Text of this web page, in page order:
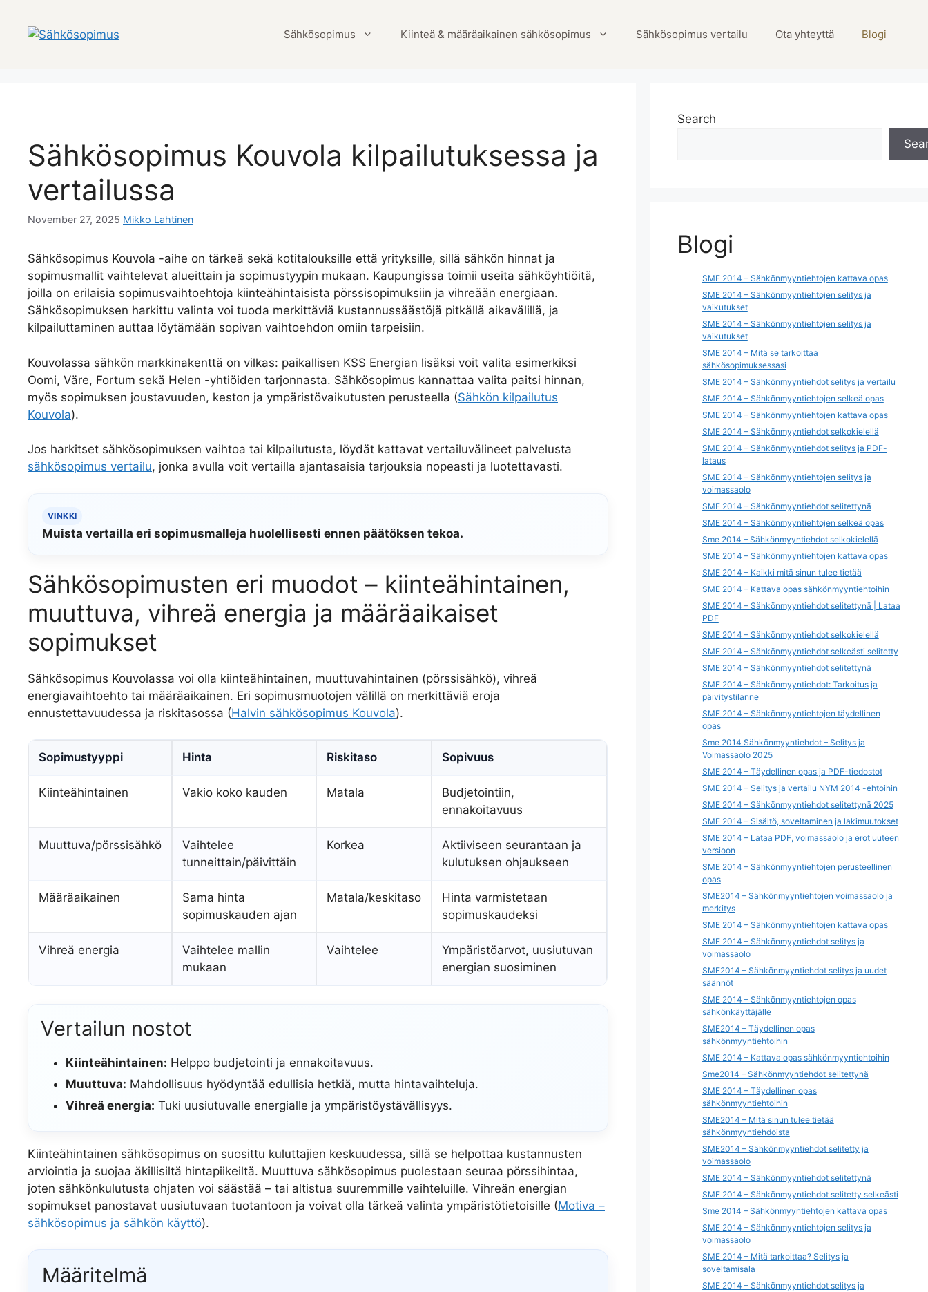
content
Sähkösopimus Kiinteä & määräaikainen sähkösopimus Sähkösopimus vertailu Ota yhteyttä Blogi
Sähkösopimus Kouvola kilpailutuksessa ja
vertailussa
November 27, 2025 Mikko Lahtinen
Sähkösopimus Kouvola -aihe on tärkeä sekä kotitalouksille että yrityksille, sillä sähkön hinnat ja
sopimusmallit vaihtelevat alueittain ja sopimustyypin mukaan. Kaupungissa toimii useita sähköyhtiöitä,
joilla on erilaisia sopimusvaihtoehtoja kiinteähintaisista pörssisopimuksiin ja vihreään energiaan.
Sähkösopimuksen harkittu valinta voi tuoda merkittäviä kustannussäästöjä pitkällä aikavälillä, ja
kilpailuttaminen auttaa löytämään sopivan vaihtoehdon omiin tarpeisiin.
Kouvolassa sähkön markkinakenttä on vilkas: paikallisen KSS Energian lisäksi voit valita esimerkiksi
Oomi, Väre, Fortum sekä Helen -yhtiöiden tarjonnasta. Sähkösopimus kannattaa valita paitsi hinnan,
myös sopimuksen joustavuuden, keston ja ympäristövaikutusten perusteella (Sähkön kilpailutus
Kouvola).
Jos harkitset sähkösopimuksen vaihtoa tai kilpailutusta, löydät kattavat vertailuvälineet palvelusta
sähkösopimus vertailu, jonka avulla voit vertailla ajantasaisia tarjouksia nopeasti ja luotettavasti.
VINKKI
Muista vertailla eri sopimusmalleja huolellisesti ennen päätöksen tekoa.
Sähkösopimusten eri muodot – kiinteähintainen,
muuttuva, vihreä energia ja määräaikaiset
sopimukset
Sähkösopimus Kouvolassa voi olla kiinteähintainen, muuttuvahintainen (pörssisähkö), vihreä
energiavaihtoehto tai määräaikainen. Eri sopimusmuotojen välillä on merkittäviä eroja
ennustettavuudessa ja riskitasossa (Halvin sähkösopimus Kouvola).
Sopimustyyppi Hinta Riskitaso Sopivuus
Kiinteähintainen Vakio koko kauden Matala
Budjetointiin,
ennakoitavuus
Muuttuva/pörssisähkö
Vaihtelee
tunneittain/päivittäin
Korkea
Aktiiviseen seurantaan ja
kulutuksen ohjaukseen
Määräaikainen
Sama hinta
sopimuskauden ajan
Matala/keskitaso
Hinta varmistetaan
sopimuskaudeksi
Vihreä energia
Vaihtelee mallin
mukaan
Vaihtelee
Ympäristöarvot, uusiutuvan
energian suosiminen
Vertailun nostot
Kiinteähintainen: Helppo budjetointi ja ennakoitavuus.
Muuttuva: Mahdollisuus hyödyntää edullisia hetkiä, mutta hintavaihteluja.
Vihreä energia: Tuki uusiutuvalle energialle ja ympäristöystävällisyys.
Kiinteähintainen sähkösopimus on suosittu kuluttajien keskuudessa, sillä se helpottaa kustannusten
arviointia ja suojaa äkillisiltä hintapiikeiltä. Muuttuva sähkösopimus puolestaan seuraa pörssihintaa,
joten sähkönkulutusta ohjaten voi säästää – tai altistua suuremmille vaihteluille. Vihreän energian
sopimukset panostavat uusiutuvaan tuotantoon ja voivat olla tärkeä valinta ympäristötietoisille (Motiva –
sähkösopimus ja sähkön käyttö).
Määritelmä
Search
Blogi
SME 2014 – Sähkönmyyntiehtojen kattava opas
SME 2014 – Sähkönmyyntiehtojen selitys ja
vaikutukset
SME 2014 – Sähkönmyyntiehtojen selitys ja
vaikutukset
SME 2014 – Mitä se tarkoittaa
sähkösopimuksessasi
SME 2014 – Sähkönmyyntiehdot selitys ja vertailu
SME 2014 – Sähkönmyyntiehtojen selkeä opas
SME 2014 – Sähkönmyyntiehtojen kattava opas
SME 2014 – Sähkönmyyntiehdot selkokielellä
SME 2014 – Sähkönmyyntiehdot selitys ja PDF-
lataus
SME 2014 – Sähkönmyyntiehtojen selitys ja
voimassaolo
SME 2014 – Sähkönmyyntiehdot selitettynä
SME 2014 – Sähkönmyyntiehtojen selkeä opas
Sme 2014 – Sähkönmyyntiehdot selkokielellä
SME 2014 – Sähkönmyyntiehtojen kattava opas
SME 2014 – Kaikki mitä sinun tulee tietää
SME 2014 – Kattava opas sähkönmyyntiehtoihin
SME 2014 – Sähkönmyyntiehdot selitettynä | Lataa
PDF
SME 2014 – Sähkönmyyntiehdot selkokielellä
SME 2014 – Sähkönmyyntiehdot selkeästi selitetty
SME 2014 – Sähkönmyyntiehdot selitettynä
SME 2014 – Sähkönmyyntiehdot: Tarkoitus ja
päivitystilanne
SME 2014 – Sähkönmyyntiehtojen täydellinen
opas
Sme 2014 Sähkönmyyntiehdot – Selitys ja
Voimassaolo 2025
SME 2014 – Täydellinen opas ja PDF-tiedostot
SME 2014 – Selitys ja vertailu NYM 2014 -ehtoihin
SME 2014 – Sähkönmyyntiehdot selitettynä 2025
SME 2014 – Sisältö, soveltaminen ja lakimuutokset
SME 2014 – Lataa PDF, voimassaolo ja erot uuteen
versioon
SME 2014 – Sähkönmyyntiehtojen perusteellinen
opas
SME2014 – Sähkönmyyntiehtojen voimassaolo ja
merkitys
SME 2014 – Sähkönmyyntiehtojen kattava opas
SME 2014 – Sähkönmyyntiehdot selitys ja
voimassaolo
SME2014 – Sähkönmyyntiehdot selitys ja uudet
säännöt
SME 2014 – Sähkönmyyntiehtojen opas
sähkönkäyttäjälle
SME2014 – Täydellinen opas
sähkönmyyntiehtoihin
SME 2014 – Kattava opas sähkönmyyntiehtoihin
Sme2014 – Sähkönmyyntiehdot selitettynä
SME 2014 – Täydellinen opas
sähkönmyyntiehtoihin
SME2014 – Mitä sinun tulee tietää
sähkönmyyntiehdoista
SME2014 – Sähkönmyyntiehdot selitetty ja
voimassaolo
SME 2014 – Sähkönmyyntiehdot selitettynä
SME 2014 – Sähkönmyyntiehdot selitetty selkeästi
Sme 2014 – Sähkönmyyntiehtojen kattava opas
SME 2014 – Sähkönmyyntiehtojen selitys ja
voimassaolo
SME 2014 – Mitä tarkoittaa? Selitys ja
soveltamisala
SME 2014 – Sähkönmyyntiehdot selitys ja